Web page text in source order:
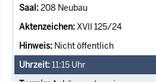
208 Neubau
XVII 125/24
Nicht öffentlich
11:15 Uhr